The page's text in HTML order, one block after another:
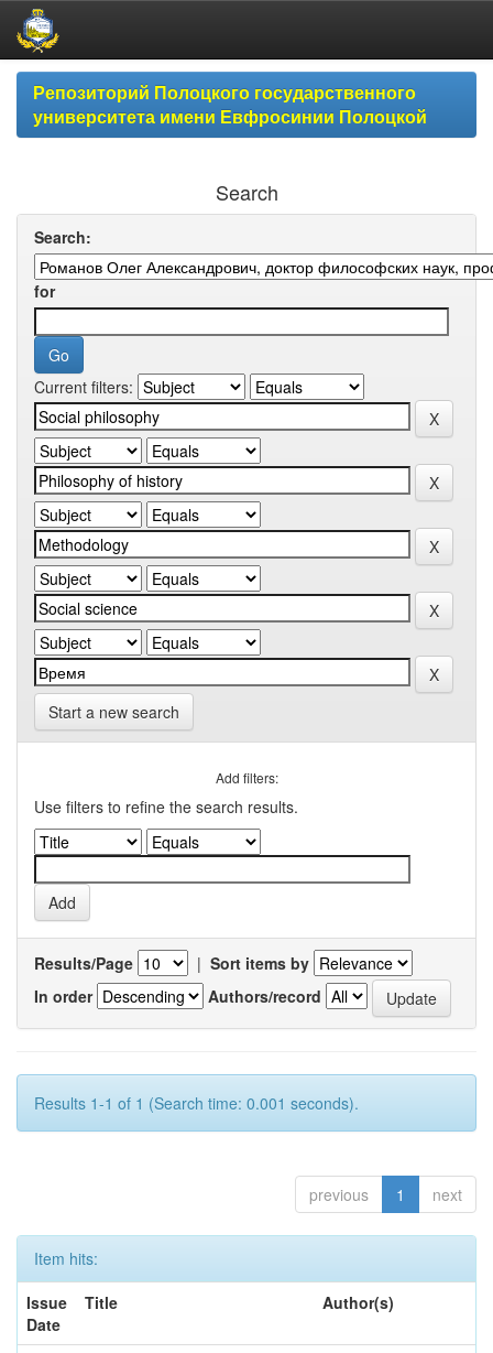
Skip
navigationРепозиторий Полоцкого государственного
университета имени Евфросинии Полоцкой
Search
Search:
for
Current filters:
Start a new search
Add filters:
Use filters to refine the search results.
Results/Page | Sort items by
In order
Authors/record
Results 1-1 of 1 (Search time: 0.001 seconds).
previous 1 next
Item hits:
Issue
Date
Title Author(s)